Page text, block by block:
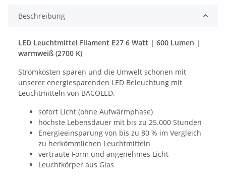
Beschreibung
LED Leuchtmittel Filament E27 6 Watt | 600 Lumen |
warmweiß (2700 K)
Stromkosten sparen und die Umwelt schonen mit
unserer energiesparenden LED Beleuchtung mit
Leuchtmitteln von BACOLED.
sofort Licht (ohne Aufwärmphase)
höchste Lebensdauer mit bis zu 25.000 Stunden
Energieeinsparung von bis zu 80 % im Vergleich
zu herkömmlichen Leuchtmitteln
vertraute Form und angenehmes Licht
Leuchtkörper aus Glas